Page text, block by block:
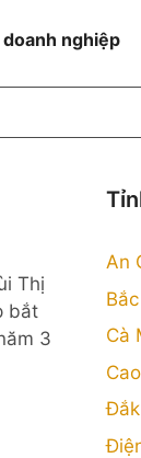
nghiệp
Thị
bắt
3
An
Cà